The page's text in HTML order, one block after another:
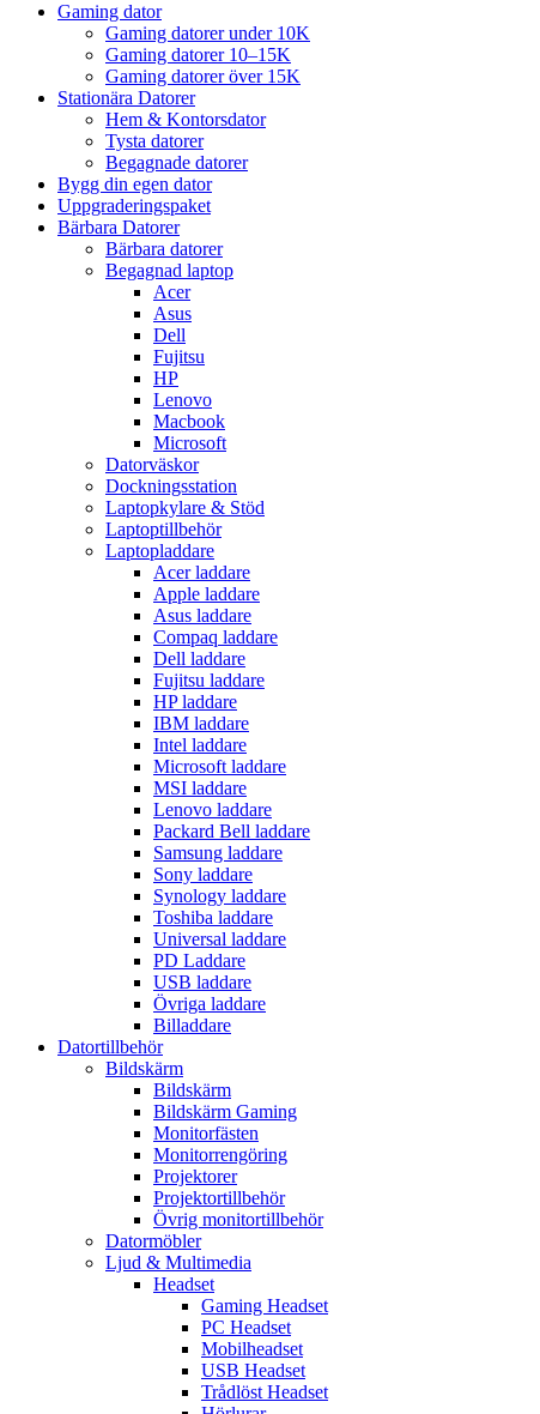
Gaming dator
Gaming datorer under 10K
Gaming datorer 10–15K
Gaming datorer över 15K
Stationära Datorer
Hem & Kontorsdator
Tysta datorer
Begagnade datorer
Bygg din egen dator
Uppgraderingspaket
Bärbara Datorer
Bärbara datorer
Begagnad laptop
Acer
Asus
Dell
Fujitsu
HP
Lenovo
Macbook
Microsoft
Datorväskor
Dockningsstation
Laptopkylare & Stöd
Laptoptillbehör
Laptopladdare
Acer laddare
Apple laddare
Asus laddare
Compaq laddare
Dell laddare
Fujitsu laddare
HP laddare
IBM laddare
Intel laddare
Microsoft laddare
MSI laddare
Lenovo laddare
Packard Bell laddare
Samsung laddare
Sony laddare
Synology laddare
Toshiba laddare
Universal laddare
PD Laddare
USB laddare
Övriga laddare
Billaddare
Datortillbehör
Bildskärm
Bildskärm
Bildskärm Gaming
Monitorfästen
Monitorrengöring
Projektorer
Projektortillbehör
Övrig monitortillbehör
Datormöbler
Ljud & Multimedia
Headset
Gaming Headset
PC Headset
Mobilheadset
USB Headset
Trådlöst Headset